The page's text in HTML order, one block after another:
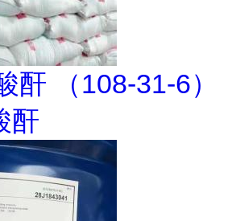
酐 （108-31-6）
酐